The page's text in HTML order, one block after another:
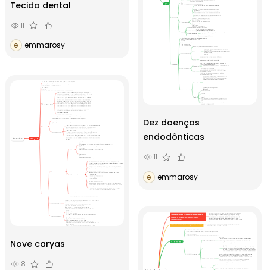
Tecido dental
11
e
emmarosy
Dez doenças
endodônticas
11
e
emmarosy
Nove caryas
8